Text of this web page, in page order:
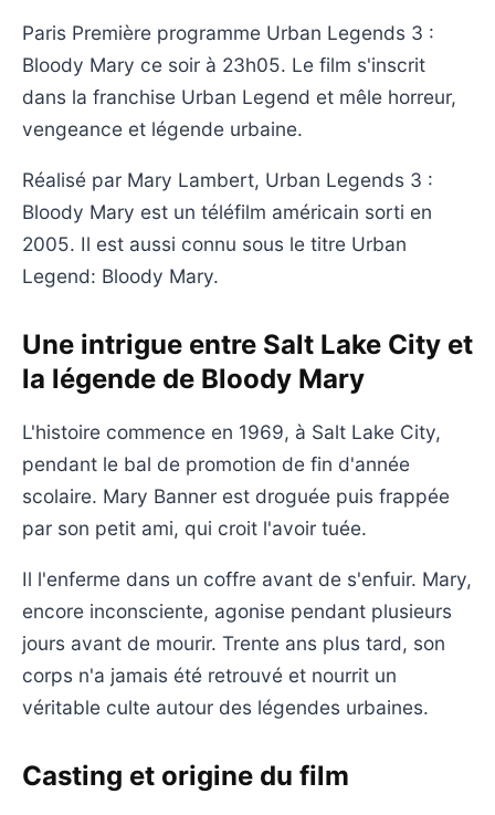
Paris Première programme Urban Legends 3 :
Bloody Mary ce soir à 23h05. Le film s'inscrit
dans la franchise Urban Legend et mêle horreur,
vengeance et légende urbaine.
Réalisé par Mary Lambert, Urban Legends 3 :
Bloody Mary est un téléfilm américain sorti en
2005. Il est aussi connu sous le titre Urban
Legend: Bloody Mary.
Une intrigue entre Salt Lake City et
la légende de Bloody Mary
L'histoire commence en 1969, à Salt Lake City,
pendant le bal de promotion de fin d'année
scolaire. Mary Banner est droguée puis frappée
par son petit ami, qui croit l'avoir tuée.
Il l'enferme dans un coffre avant de s'enfuir. Mary,
encore inconsciente, agonise pendant plusieurs
jours avant de mourir. Trente ans plus tard, son
corps n'a jamais été retrouvé et nourrit un
véritable culte autour des légendes urbaines.
Casting et origine du film